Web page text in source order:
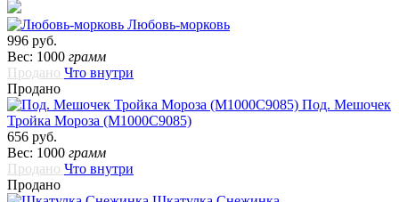
Любовь-морковь
996 руб.
Вес: 1000 грамм
Продано Что внутри
Продано
Под. Мешочек
Тройка Мороза (М1000С9085)
656 руб.
Вес: 1000 грамм
Продано Что внутри
Продано